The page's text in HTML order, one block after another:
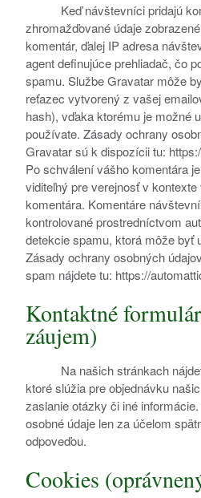
Keď návštevníci pridajú
zhromažďované údaje
komentár, ďalej IP adresa
agent definujúce prehliadač, čo
spamu. Službe Gravatar môže
reťazec vytvorený z vašej
hash), vďaka ktorému je možné
používate. Zásady ochrany
Gravatar sú k dispozícii tu:
Po schválení vášho komentára
viditeľný pre verejnosť v kontexte
komentára. Komentáre
kontrolované prostredníctvom
detekcie spamu, ktorá môže byť
Zásady ochrany osobných
spam nájdete tu: https://
Kontaktné
záujem)
Na našich stránkach
ktoré slúžia pre objednávku
zaslanie otázky či iné
osobné údaje len za účelom
odpoveďou.
Cookies